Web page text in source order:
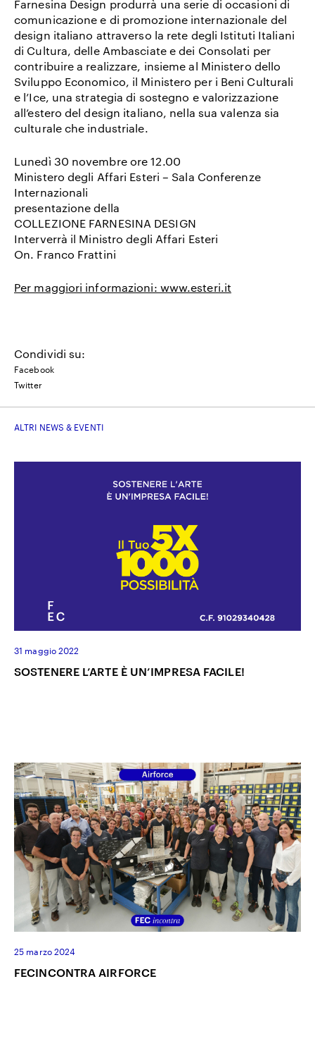
Farnesina Design produrrà una serie di occasioni di
comunicazione e di promozione internazionale del
design italiano attraverso la rete degli Istituti Italiani
di Cultura, delle Ambasciate e dei Consolati per
contribuire a realizzare, insieme al Ministero dello
Sviluppo Economico, il Ministero per i Beni Culturali
e l’Ice, una strategia di sostegno e valorizzazione
all’estero del design italiano, nella sua valenza sia
culturale che industriale.
Lunedì 30 novembre ore 12.00
Ministero degli Affari Esteri – Sala Conferenze
Internazionali
presentazione della
COLLEZIONE FARNESINA DESIGN
Interverrà il Ministro degli Affari Esteri
On. Franco Frattini
Per maggiori informazioni: www.esteri.it
Condividi su:
Facebook
Twitter
ALTRI NEWS & EVENTI
31 maggio 2022
SOSTENERE L’ARTE È UN’IMPRESA FACILE!
25 marzo 2024
FECINCONTRA AIRFORCE